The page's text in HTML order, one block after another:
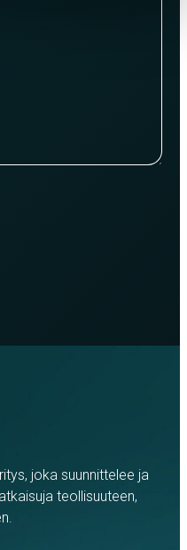
joka suunnittelee ja
teollisuuteen,